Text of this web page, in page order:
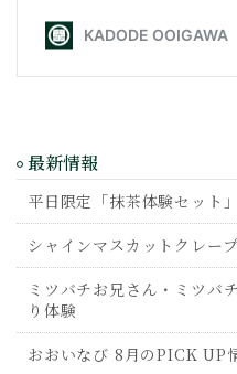
最新情報
平日限定「抹茶体験セット
シャインマスカットクレー
ミツバチお兄さん・ミツバ
り体験
おおいなび 8月のPICK UP